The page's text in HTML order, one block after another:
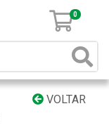
0
VOLTAR